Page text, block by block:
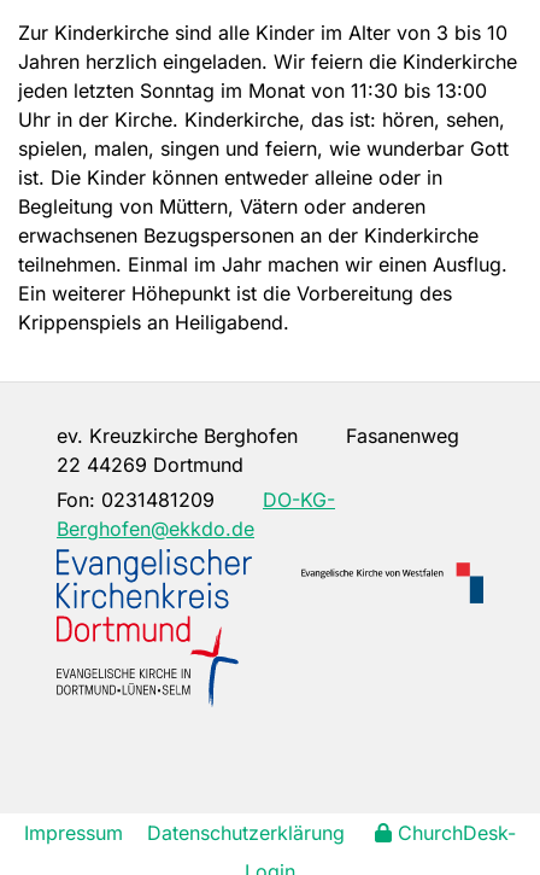
Zur Kinderkirche sind alle Kinder im Alter von 3 bis 10
Jahren herzlich eingeladen. Wir feiern die Kinderkirche
jeden letzten Sonntag im Monat von 11:30 bis 13:00
Uhr in der Kirche. Kinderkirche, das ist: hören, sehen,
spielen, malen, singen und feiern, wie wunderbar Gott
ist. Die Kinder können entweder alleine oder in
Begleitung von Müttern, Vätern oder anderen
erwachsenen Bezugspersonen an der Kinderkirche
teilnehmen. Einmal im Jahr machen wir einen Ausflug.
Ein weiterer Höhepunkt ist die Vorbereitung des
Krippenspiels an Heiligabend.
ev. Kreuzkirche Berghofen Fasanenweg
22 44269 Dortmund
Fon: 0231481209
DO-KG-
Berghofen@ekkdo.de
Impressum Datenschutzerklärung
ChurchDesk-